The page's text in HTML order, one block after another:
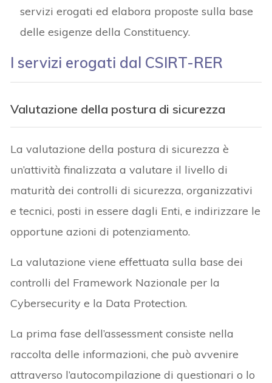
servizi erogati ed elabora proposte sulla base
delle esigenze della Constituency.
I servizi erogati dal CSIRT-RER
Valutazione della postura di sicurezza
La valutazione della postura di sicurezza è
un’attività finalizzata a valutare il livello di
maturità dei controlli di sicurezza, organizzativi
e tecnici, posti in essere dagli Enti, e indirizzare le
opportune azioni di potenziamento.
La valutazione viene effettuata sulla base dei
controlli del Framework Nazionale per la
Cybersecurity e la Data Protection.
La prima fase dell’assessment consiste nella
raccolta delle informazioni, che può avvenire
attraverso l’autocompilazione di questionari o lo